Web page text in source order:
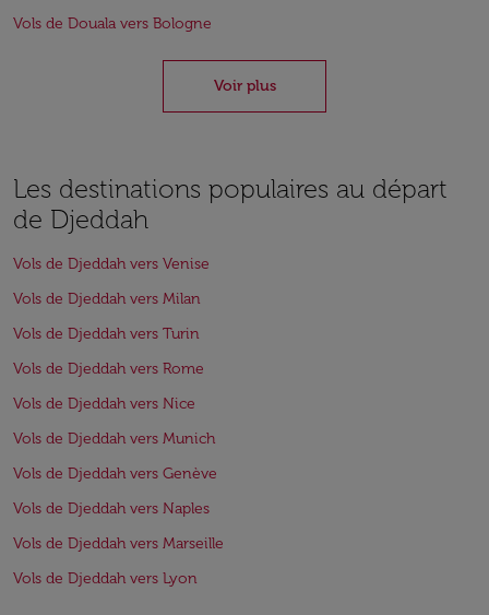
Vols de Douala vers Bologne
Voir plus
Les destinations populaires au départ
de Djeddah
Vols de Djeddah vers Venise
Vols de Djeddah vers Milan
Vols de Djeddah vers Turin
Vols de Djeddah vers Rome
Vols de Djeddah vers Nice
Vols de Djeddah vers Munich
Vols de Djeddah vers Genève
Vols de Djeddah vers Naples
Vols de Djeddah vers Marseille
Vols de Djeddah vers Lyon